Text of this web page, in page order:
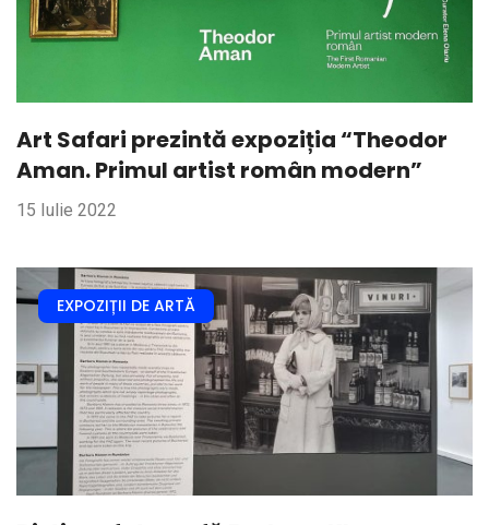
Art Safari prezintă expoziția “Theodor
Aman. Primul artist român modern”
15 Iulie 2022
EXPOZIȚII DE ARTĂ